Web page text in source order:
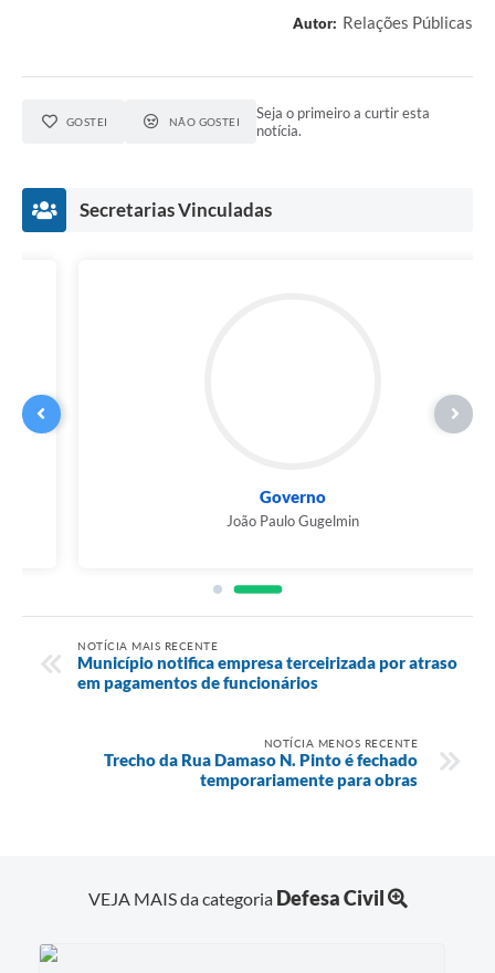
Autor: Relações Públicas
GOSTEI NÃO GOSTEI
Seja o primeiro a curtir esta
notícia.
Secretarias Vinculadas
Governo
João Paulo Gugelmin
NOTÍCIA MAIS RECENTE
Município notifica empresa terceirizada por atraso
em pagamentos de funcionários
NOTÍCIA MENOS RECENTE
Trecho da Rua Damaso N. Pinto é fechado
temporariamente para obras
VEJA MAIS da categoria Defesa Civil